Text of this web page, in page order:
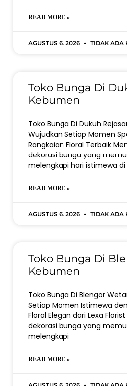
READ MORE »
Agustus 6, 2026 Tidak ada
Toko Bunga Di
Kebumen
Toko Bunga Di Dukuh
Wujudkan Setiap Momen
Rangkaian Floral Terbaik
dekorasi bunga yang
melengkapi hari istimewa di
READ MORE »
Agustus 6, 2026 Tidak ada
Toko Bunga Di
Kebumen
Toko Bunga Di Blengor
Setiap Momen Istimewa
Floral Elegan dari Lexa
dekorasi bunga yang
melengkapi
READ MORE »